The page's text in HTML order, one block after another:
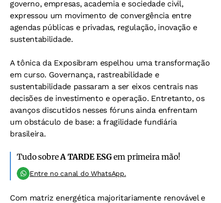
governo, empresas, academia e sociedade civil,
expressou um movimento de convergência entre
agendas públicas e privadas, regulação, inovação e
sustentabilidade.
A tônica da Exposibram espelhou uma transformação
em curso. Governança, rastreabilidade e
sustentabilidade passaram a ser eixos centrais nas
decisões de investimento e operação. Entretanto, os
avanços discutidos nesses fóruns ainda enfrentam
um obstáculo de base: a fragilidade fundiária
brasileira.
Tudo sobreA TARDE ESGem primeira mão!
Entre no canal do WhatsApp.
Com matriz energética majoritariamente renovável e